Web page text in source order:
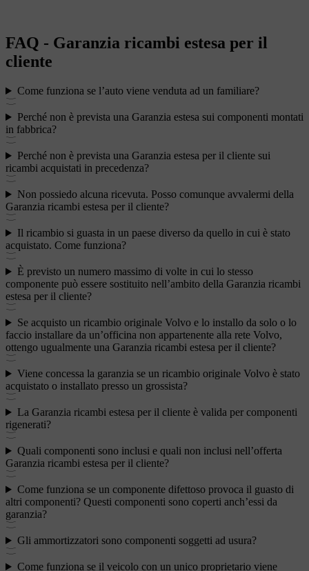
FAQ - Garanzia ricambi estesa per il
cliente
Come funziona se l’auto viene venduta ad un familiare?
Perché non è prevista una Garanzia estesa sui componenti montati
in fabbrica?
Perché non è prevista una Garanzia estesa per il cliente sui
ricambi acquistati in precedenza?
Non possiedo alcuna ricevuta. Posso comunque avvalermi della
Garanzia ricambi estesa per il cliente?
Il ricambio si guasta in un paese diverso da quello in cui è stato
acquistato. Come funziona?
È previsto un numero massimo di volte in cui lo stesso
componente può essere sostituito nell’ambito della Garanzia ricambi
estesa per il cliente?
Se acquisto un ricambio originale Volvo e lo installo da solo o lo
faccio installare da un’officina non appartenente alla rete Volvo,
ottengo ugualmente una Garanzia ricambi estesa per il cliente?
Viene concessa la garanzia se un ricambio originale Volvo è stato
acquistato o installato presso un grossista?
La Garanzia ricambi estesa per il cliente è valida per componenti
rigenerati?
Quali componenti sono inclusi e quali non inclusi nell’offerta
Garanzia ricambi estesa per il cliente?
Come funziona se un componente difettoso provoca il guasto di
altri componenti? Questi componenti sono coperti anch’essi da
garanzia?
Gli ammortizzatori sono componenti soggetti ad usura?
Come funziona se il veicolo con un unico proprietario viene